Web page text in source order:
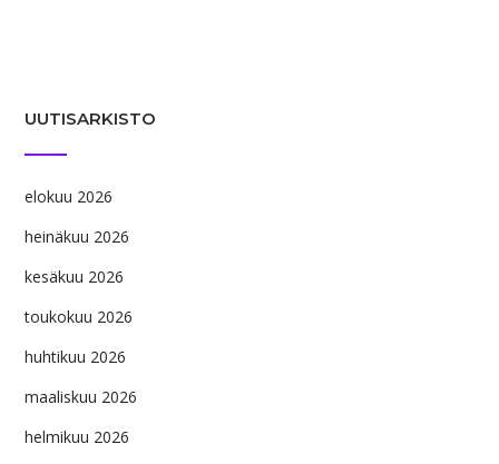
UUTISARKISTO
elokuu 2026
heinäkuu 2026
kesäkuu 2026
toukokuu 2026
huhtikuu 2026
maaliskuu 2026
helmikuu 2026